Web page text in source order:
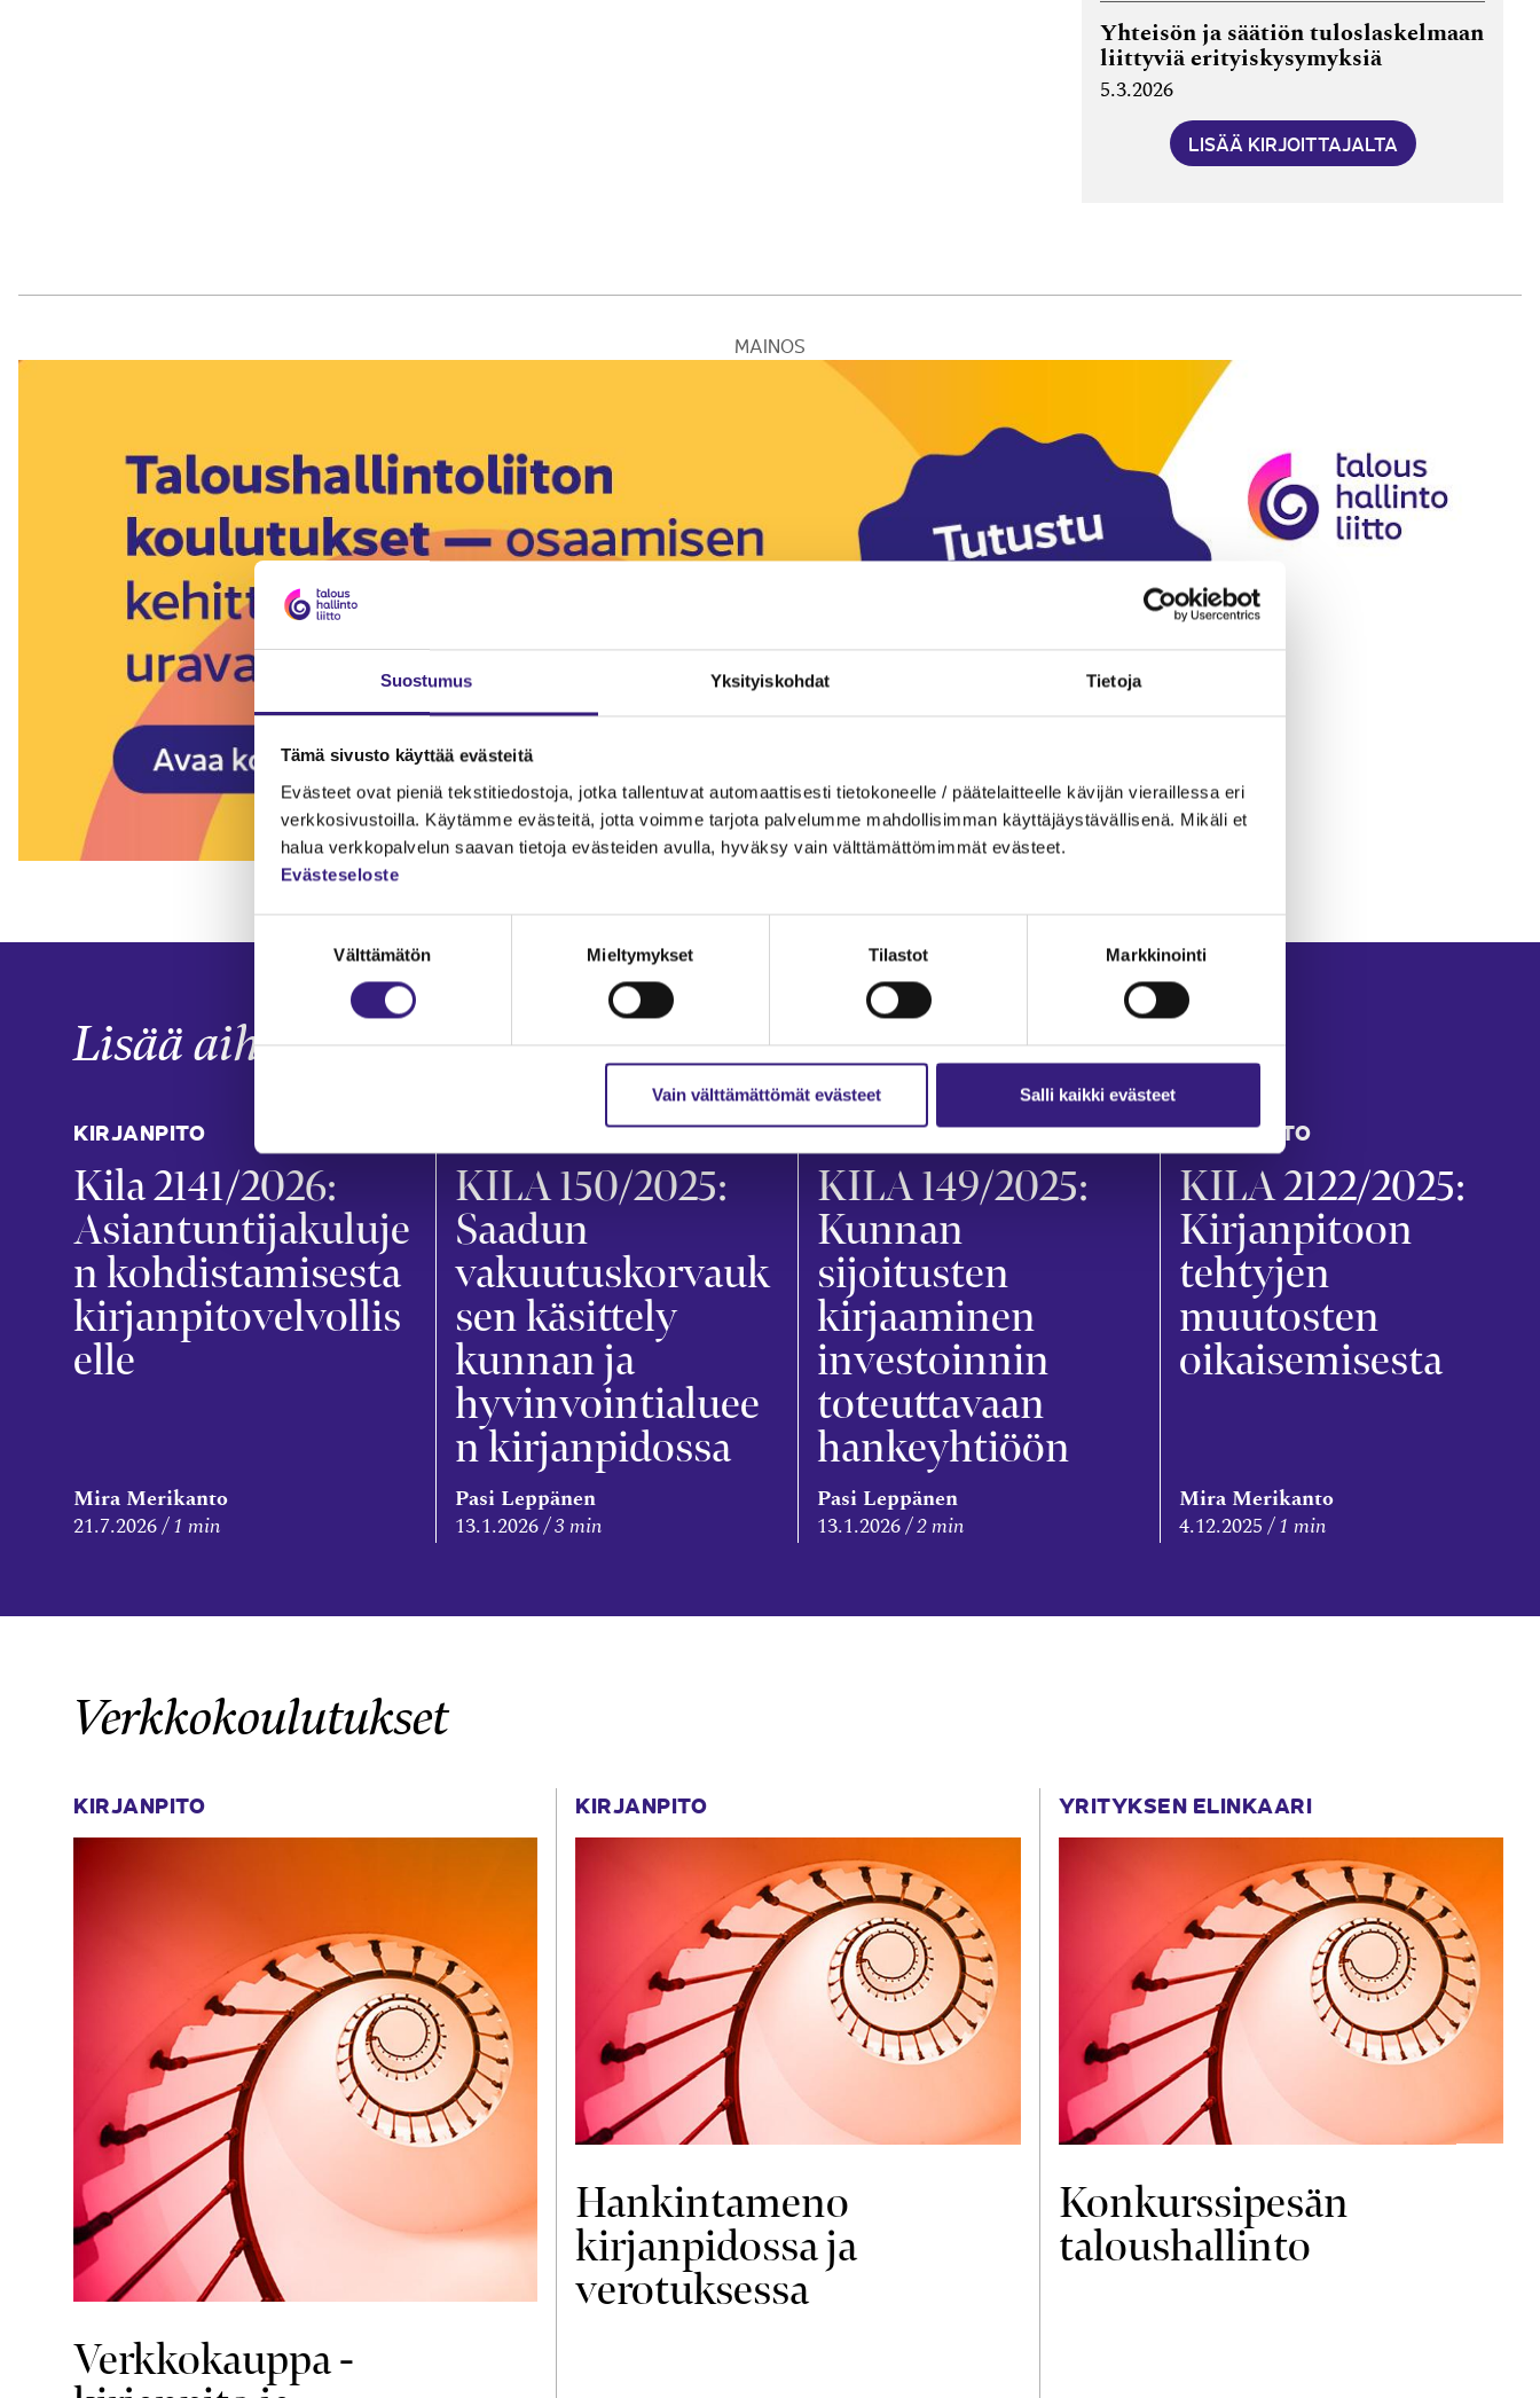
Suostumus Yksityiskohdat Tietoja
Tämä sivusto käyttää evästeitä
Evästeet ovat pieniä tekstitiedostoja, jotka tallentuvat automaattisesti tietokoneelle / päätelaitteelle kävijän vieraillessa eri
verkkosivustoilla. Käytämme evästeitä, jotta voimme tarjota palvelumme mahdollisimman käyttäjäystävällisenä. Mikäli et
halua verkkopalvelun saavan tietoja evästeiden avulla, hyväksy vain välttämättömimmät evästeet.
Evästeseloste
Välttämätön Mieltymykset Tilastot Markkinointi
Vain välttämättömät evästeet Salli kaikki evästeet
Yhteisön ja säätiön tuloslaskelmaan
liittyviä erityiskysymyksiä
5.3.2026
LISÄÄ KIRJOITTAJALTA
MAINOS
Lisää aiheesta
KIRJANPITO
Kila 2141/2026:
Asiantuntijakuluje
n kohdistamisesta
kirjanpitovelvollis
elle
Mira Merikanto
21.7.2026 1 min
KILA 150/2025:
Saadun
vakuutuskorvauk
sen käsittely
kunnan ja
hyvinvointialuee
n kirjanpidossa
Pasi Leppänen
13.1.2026 3 min
INVESTOINNIT
KILA 149/2025:
Kunnan
sijoitusten
kirjaaminen
investoinnin
toteuttavaan
hankeyhtiöön
Pasi Leppänen
13.1.2026 2 min
KIRJANPITO
KILA 2122/2025:
Kirjanpitoon
tehtyjen
muutosten
oikaisemisesta
Mira Merikanto
4.12.2025
1 min
Verkkokoulutukset
KIRJANPITO
Verkkokauppa -
KIRJANPITO
Hankintameno
kirjanpidossa ja
verotuksessa
YRITYKSEN ELINKAARI
Konkurssipesän
taloushallinto